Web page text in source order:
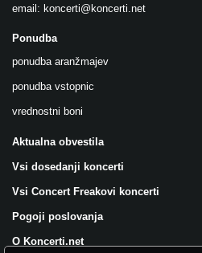
email: koncerti@koncerti.net
Ponudba
ponudba aranžmajev
ponudba vstopnic
vrednostni boni
Aktualna obvestila
Vsi dosedanji koncerti
Vsi Concert Freakovi koncerti
Pogoji poslovanja
O Koncerti.net